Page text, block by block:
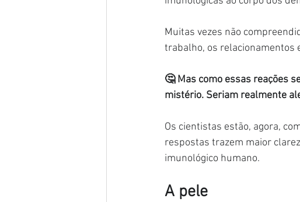
Muitas vezes não
trabalho, os relacionamentos
🤔 Mas como essas reações
mistério. Seriam realmente
Os cientistas estão, agora,
respostas trazem maior
imunológico humano.
A pele